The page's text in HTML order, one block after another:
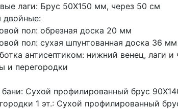
лаги: Брус 50Х150 мм, через 50 см
двойные:
пол: обрезная доска 20 мм
пол: сухая шпунтованная доска 36 мм
антисептиком: нижний венец, лаги
и перегородки
Сухой профилированный брус
1 эт.: Сухой профилированный